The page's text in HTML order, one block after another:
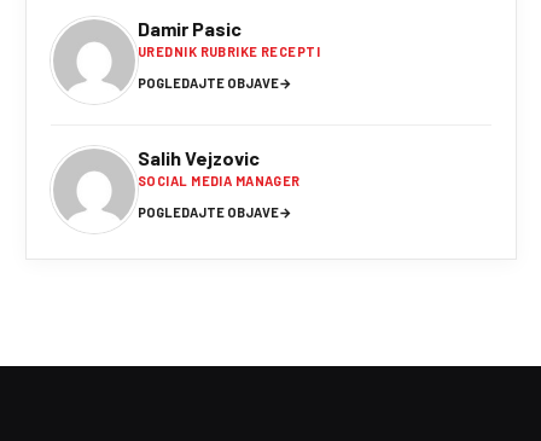
Damir Pasic
UREDNIK RUBRIKE RECEPTI
POGLEDAJTE OBJAVE→
Salih Vejzovic
SOCIAL MEDIA MANAGER
POGLEDAJTE OBJAVE→